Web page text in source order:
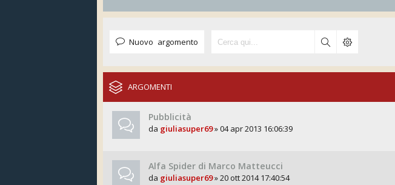
Nuovo argomento
ARGOMENTI
Pubblicità
da giuliasuper69» 04 apr 2013 16:06:39
Alfa Spider di Marco Matteucci
da giuliasuper69» 20 ott 2014 17:40:54